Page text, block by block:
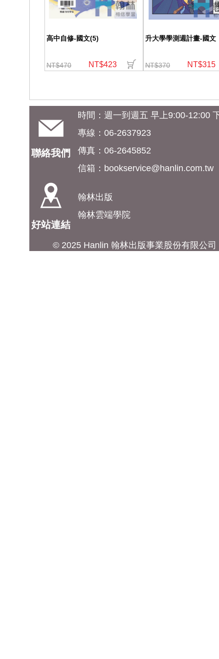
高中自修-國文(5)
NT$470 NT$423
升大學學測週計畫-國文
NT$370 NT$315
聯絡我們
時間：週一到週五 早上9:00-12:00
專線：06-2637923
傳真：06-2645852
信箱： bookservice@hanlin.com.tw
好站連結
翰林出版
翰林雲端學院
© 2025 Hanlin 翰林出版事業股份有限公司